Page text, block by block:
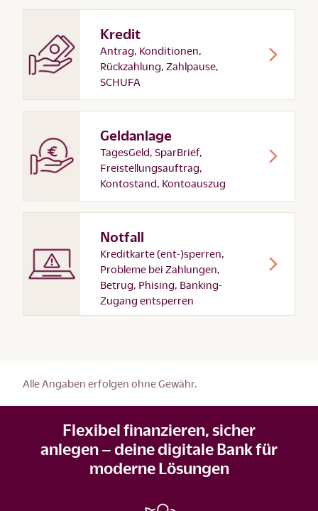
Kredit
Antrag, Konditionen,
Rückzahlung, Zahlpause,
SCHUFA
Geldanlage
TagesGeld, SparBrief,
Freistellungsauftrag,
Kontostand, Kontoauszug
Notfall
Kreditkarte (ent-)sperren,
Probleme bei Zahlungen,
Betrug, Phising, Banking-
Zugang entsperren
Alle Angaben erfolgen ohne Gewähr.
Flexibel finanzieren, sicher
anlegen – deine digitale Bank für
moderne Lösungen